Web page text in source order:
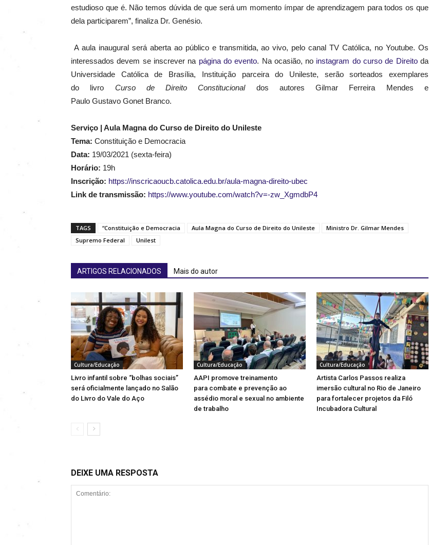
estudioso que é. Não temos dúvida de que será um momento ímpar de aprendizagem para todos os que
dela participarem”, finaliza Dr. Genésio.
A aula inaugural será aberta ao público e transmitida, ao vivo, pelo canal TV Católica, no Youtube. Os
interessados devem se inscrever na página do evento. Na ocasião, no instagram do curso de Direitoda
Universidade Católica de Brasília, Instituição parceira do Unileste, serão sorteados exemplares
do livro Curso de Direito Constitucional dos autores Gilmar Ferreira Mendes e
Paulo Gustavo Gonet Branco.
Serviço | Aula Magna do Curso de Direito do Unileste
Tema: Constituição e Democracia
Data: 19/03/2021 (sexta-feira)
Horário: 19h
Inscrição: https://inscricaoucb.catolica.edu.br/aula-magna-direito-ubec
Link de transmissão: https://www.youtube.com/watch?v=-zw_XgmdbP4
TAGS “Constituição e Democracia Aula Magna do Curso de Direito do Unileste
Ministro Dr. Gilmar Mendes
Supremo Federal
Unilest
ARTIGOS RELACIONADOS Mais do autor
Cultura/Educação
Livro infantil sobre “bolhas sociais”
será oficialmente lançado no Salão
do Livro do Vale do Aço
Cultura/Educação
AAPI promove treinamento
para combate e prevenção ao
assédio moral e sexual no ambiente
de trabalho
Cultura/Educação
Artista Carlos Passos realiza
imersão cultural no Rio de Janeiro
para fortalecer projetos da Filó
Incubadora Cultural
DEIXE UMA RESPOSTA